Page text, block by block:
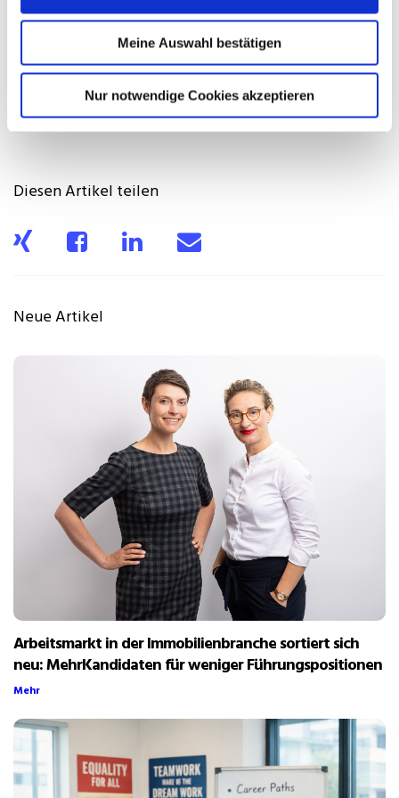
Meine Auswahl bestätigen
Nur notwendige Cookies akzeptieren
T+49 30 400 44 68-1
M +49 170 23 55 988
m@rozok.de
www.rozok.de
Diesen Artikel teilen
Neue Artikel
Arbeitsmarkt in der Immobilienbranche sortiert sich
neu: MehrKandidaten für weniger Führungspositionen
Mehr